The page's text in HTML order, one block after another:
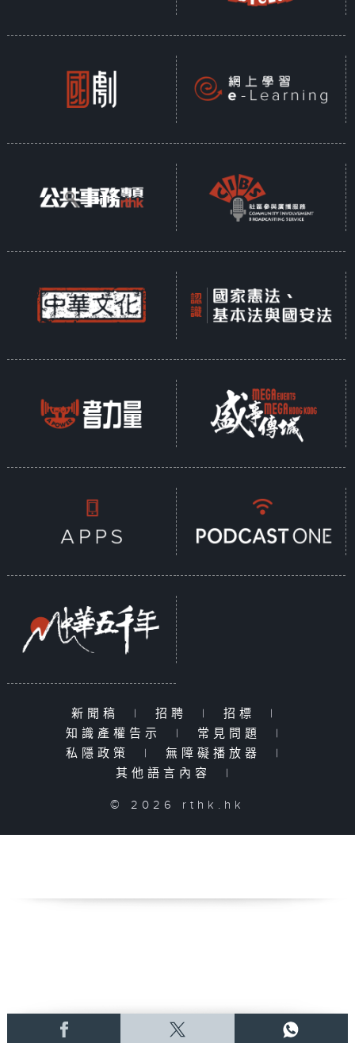
新聞稿 | 招聘 | 招標
|
知識產權告示
| 常見問題
|
私隱政策
| 無障礙播放器
|
其他語言內容
|
© 2026 rthk.hk